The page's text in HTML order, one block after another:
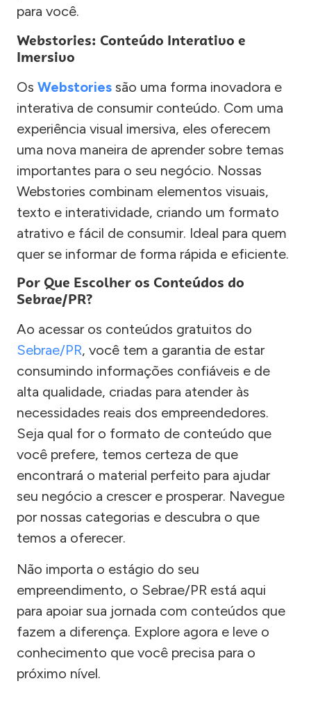
para você.
Webstories: Conteúdo Interativo e
Imersivo
Os Webstories são uma forma inovadora e
interativa de consumir conteúdo. Com uma
experiência visual imersiva, eles oferecem
uma nova maneira de aprender sobre temas
importantes para o seu negócio. Nossas
Webstories combinam elementos visuais,
texto e interatividade, criando um formato
atrativo e fácil de consumir. Ideal para quem
quer se informar de forma rápida e eficiente.
Por Que Escolher os Conteúdos do
Sebrae/PR?
Ao acessar os conteúdos gratuitos do
Sebrae/PR, você tem a garantia de estar
consumindo informações confiáveis e de
alta qualidade, criadas para atender às
necessidades reais dos empreendedores.
Seja qual for o formato de conteúdo que
você prefere, temos certeza de que
encontrará o material perfeito para ajudar
seu negócio a crescer e prosperar. Navegue
por nossas categorias e descubra o que
temos a oferecer.
Não importa o estágio do seu
empreendimento, o Sebrae/PR está aqui
para apoiar sua jornada com conteúdos que
fazem a diferença. Explore agora e leve o
conhecimento que você precisa para o
próximo nível.